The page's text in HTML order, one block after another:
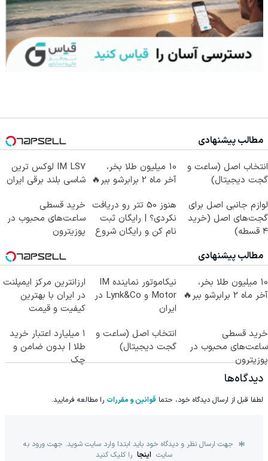
مطالب پیشنهادی
انتخاب اصل (ساعت و
گجت دیجیتال)
10 میلیون طلا بخر،
آخر ماه 2 برابرشو ببر🔥
IM LS7 لوکس ترین
شاسی بلند برقی ایران
لوازم جانبی اصل برای
گجت‌های اصل (خرید
۴ قسطه)
هنوز 50 تتر رو دریافت
نکردی؟ | رایگان ثبت
نام کن و رایگان شروع
خرید قسطی
ساعت‌های محبوب در
پوزیترون
مطالب پیشنهادی
10 میلیون طلا بخر،
آخر ماه 2 برابرشو ببر🔥
نیکاموتور نماینده IM
Motor و Lynk&Co در
ایران
ارزانترین مرکز ایمپلنت
در ایران با بهترین
کیفیت و قیمت
خرید قسطی
ساعت‌های محبوب در
پوزیترون
انتخاب اصل (ساعت و
گجت دیجیتال)
۱ میلیارد اعتبار خرید
طلا | بدون ضامن و
چک
دیدگاه‌ها
لطفا قبل از ارسال دیدگاه خود، حتما قوانین و مقررات را مطالعه فرمایید.
جهت ارسال نظر و دیدگاه خود باید ابتدا وارد سایت شوید. جهت ورود به
سایت اینجا را کلیک کنید